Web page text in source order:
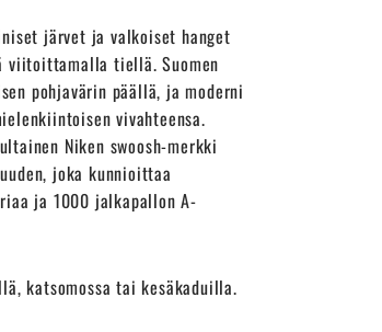
järvet ja valkoiset hanget
viitoittamalla tiellä. Suomen
pohjavärin päällä, ja moderni
vivahteensa.
Niken swoosh-merkki
joka kunnioittaa
ja 1000 jalkapallon A-
katsomossa tai kesäkaduilla.